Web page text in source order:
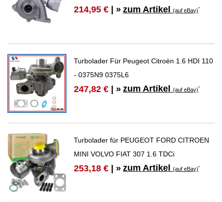
214,95 € | » zum Artikel(auf eBay)*
Turbolader Für Peugeot Citroën 1.6 HDI 110
- 0375N9 0375L6
247,82 € | » zum Artikel(auf eBay)*
Turbolader für PEUGEOT FORD CITROEN
MINI VOLVO FIAT 307 1.6 TDCi
253,18 € | » zum Artikel(auf eBay)*